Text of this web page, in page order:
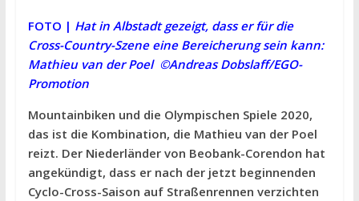
FOTO | Hat in Albstadt gezeigt, dass er für die
Cross-Country-Szene eine Bereicherung sein kann:
Mathieu van der Poel ©Andreas Dobslaff/EGO-
Promotion
Mountainbiken und die Olympischen Spiele 2020,
das ist die Kombination, die Mathieu van der Poel
reizt. Der Niederländer von Beobank-Corendon hat
angekündigt, dass er nach der jetzt beginnenden
Cyclo-Cross-Saison auf Straßenrennen verzichten